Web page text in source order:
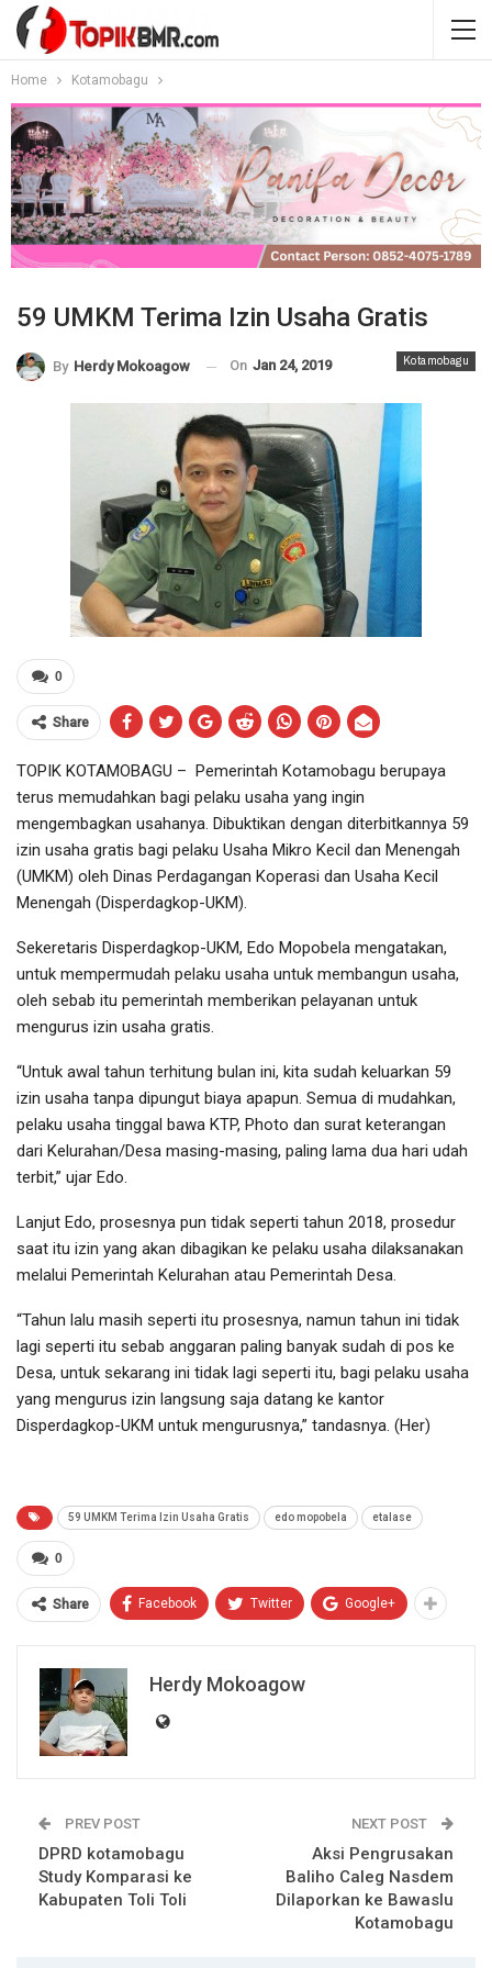
Home Kotamobagu
59 UMKM Terima Izin Usaha Gratis
Kotamobagu
By Herdy Mokoagow On Jan 24, 2019
0
Share
TOPIK KOTAMOBAGU – Pemerintah Kotamobagu berupaya
terus memudahkan bagi pelaku usaha yang ingin
mengembagkan usahanya. Dibuktikan dengan diterbitkannya 59
izin usaha gratis bagi pelaku Usaha Mikro Kecil dan Menengah
(UMKM) oleh Dinas Perdagangan Koperasi dan Usaha Kecil
Menengah (Disperdagkop-UKM).
Sekeretaris Disperdagkop-UKM, Edo Mopobela mengatakan,
untuk mempermudah pelaku usaha untuk membangun usaha,
oleh sebab itu pemerintah memberikan pelayanan untuk
mengurus izin usaha gratis.
“Untuk awal tahun terhitung bulan ini, kita sudah keluarkan 59
izin usaha tanpa dipungut biaya apapun. Semua di mudahkan,
pelaku usaha tinggal bawa KTP, Photo dan surat keterangan
dari Kelurahan/Desa masing-masing, paling lama dua hari udah
terbit,” ujar Edo.
Lanjut Edo, prosesnya pun tidak seperti tahun 2018, prosedur
saat itu izin yang akan dibagikan ke pelaku usaha dilaksanakan
melalui Pemerintah Kelurahan atau Pemerintah Desa.
“Tahun lalu masih seperti itu prosesnya, namun tahun ini tidak
lagi seperti itu sebab anggaran paling banyak sudah di pos ke
Desa, untuk sekarang ini tidak lagi seperti itu, bagi pelaku usaha
yang mengurus izin langsung saja datang ke kantor
Disperdagkop-UKM untuk mengurusnya,” tandasnya. (Her)
59 UMKM Terima Izin Usaha Gratis edo mopobela etalase
0
Share Facebook Twitter Google+
Herdy Mokoagow
PREV POST
DPRD kotamobagu
Study Komparasi ke
Kabupaten Toli Toli
NEXT POST
Aksi Pengrusakan
Baliho Caleg Nasdem
Dilaporkan ke Bawaslu
Kotamobagu